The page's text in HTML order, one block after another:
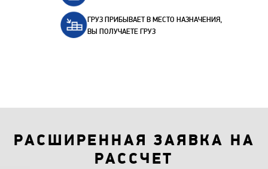
ГРУЗ ПРИБЫВАЕТ В МЕСТО НАЗНАЧЕНИЯ,
ВЫ ПОЛУЧАЕТЕ ГРУЗ
РАСШИРЕННАЯ ЗАЯВКА НА
РАССЧЕТ